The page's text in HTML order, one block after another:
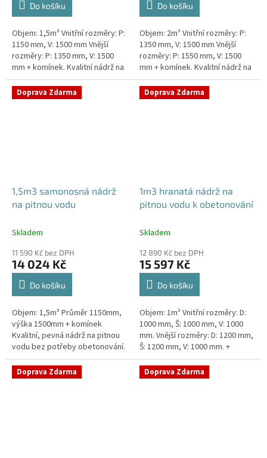
Do košíku
Objem: 1,5m³ Vnitřní rozměry: P:
1150 mm, V: 1500 mm Vnější
rozměry: P: 1350 mm, V: 1500
mm + komínek. Kvalitní nádrž na
pitnou vodu pod parkovací
stání. Průměr a umístění všech...
Do košíku
Objem: 2m³ Vnitřní rozměry: P:
1350 mm, V: 1500 mm Vnější
rozměry: P: 1550 mm, V: 1500
mm + komínek. Kvalitní nádrž na
pitnou vodu pod parkovací
stání. Průměr a umístění všech...
Doprava Zdarma
1,5m3 samonosná nádrž
na pitnou vodu
Skladem
11 590 Kč bez DPH
14 024 Kč
Do košíku
Objem: 1,5m³ Průměr 1150mm,
výška 1500mm + komínek
Kvalitní, pevná nádrž na pitnou
vodu bez potřeby obetonování.
Průměr a umístění všech
prostupů pro potrubí a hadice...
Doprava Zdarma
1m3 hranatá nádrž na
pitnou vodu k obetonování
Skladem
12 890 Kč bez DPH
15 597 Kč
Do košíku
Objem: 1m³ Vnitřní rozměry: D:
1000 mm, Š: 1000 mm, V: 1000
mm. Vnější rozměry: D: 1200 mm,
Š: 1200 mm, V: 1000 mm. +
komínek. Kvalitní nádrž na pitnou
vodu pod parkovací...
Doprava Zdarma Doprava Zdarma